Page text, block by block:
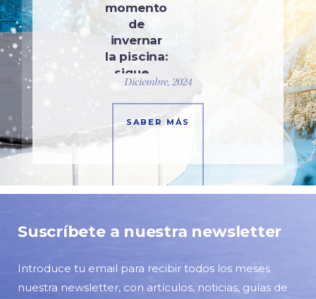
momento
de
invernar
la piscina:
sigue…
Diciembre, 2024
SABER MÁS
Suscríbete a nuestra newsletter
Introduce tu email para recibir todos los meses
nuestra newsletter, con artículos, noticias, guías de